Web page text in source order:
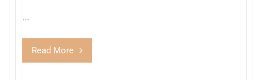
...
Read More